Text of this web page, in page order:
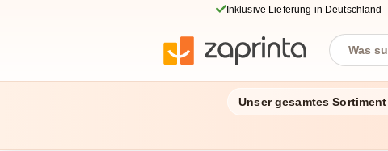
Inklusive Lieferung in Deutschland
Unser gesamtes Sortiment